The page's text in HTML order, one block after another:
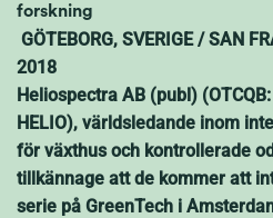
forskning
GÖTEBORG, SVERIGE / SAN
2018
Heliospectra AB (publ) (OTCQB:
HELIO), världsledande inom
för växthus och kontrollerade
tillkännage att de kommer att
serie på GreenTech i